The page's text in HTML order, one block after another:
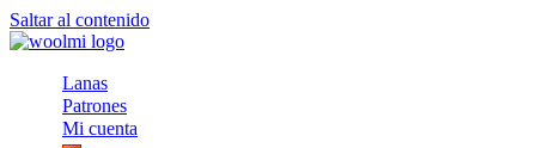
Saltar al contenido
Lanas
Patrones
Mi cuenta